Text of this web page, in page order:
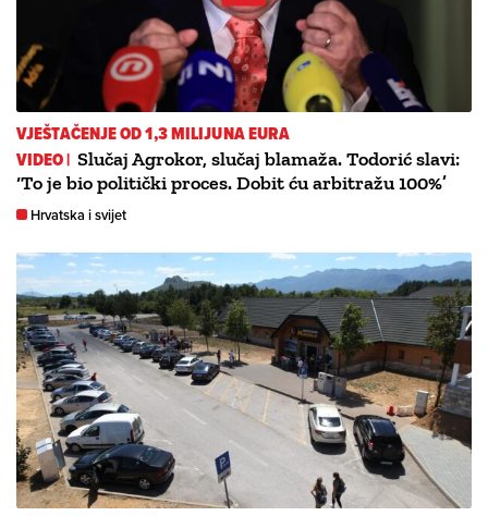
VJEŠTAČENJE OD 1,3 MILIJUNA EURA
VIDEO | Slučaj Agrokor, slučaj blamaža. Todorić slavi:
‘To je bio politički proces. Dobit ću arbitražu 100%’
Hrvatska i svijet